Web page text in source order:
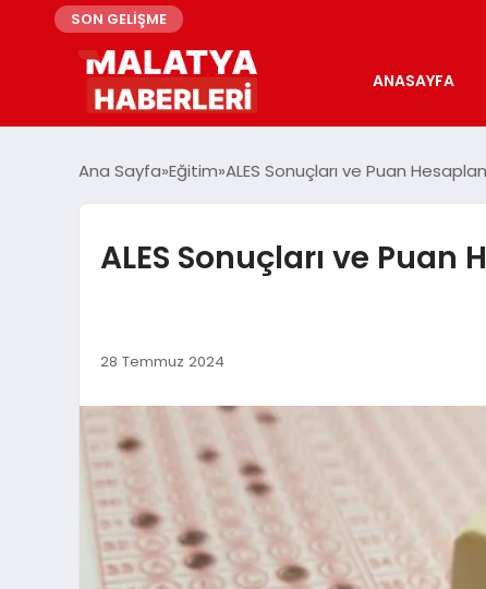
SON GELİŞME
ANASAYFA
Ana Sayfa Eğitim ALES Sonuçları ve Puan
ALES Sonuçları ve
28 Temmuz 2024